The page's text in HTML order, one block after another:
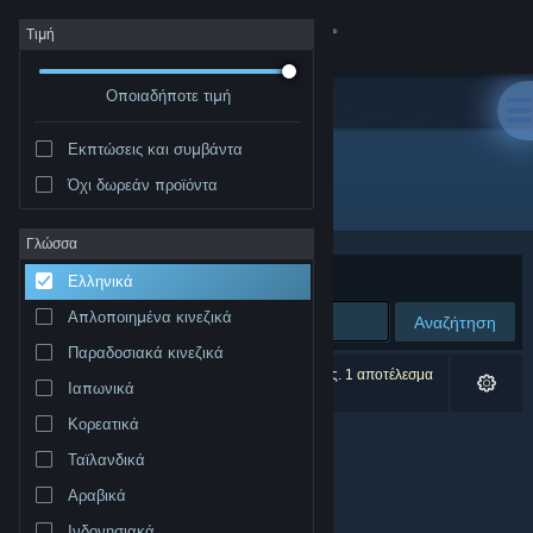
Σύνδεση
Κατάστημα
Σχετικά
Υποστήριξη
Αλλαγή γλώσσας
Προβολή ιστοσελίδας για υπολογιστές
Τιμή
Οποιαδήποτε τιμή
Εκπτώσεις και συμβάντα
Όχι δωρεάν προϊόντα
Γλώσσα
Ελληνικά
Απλοποιημένα κινεζικά
Παραδοσιακά κινεζικά
Ιαπωνικά
Κορεατικά
Ταϊλανδικά
Αραβικά
Εκδότης: MissingLinkGames
Ταξινόμηση ανά
Αναζήτηση
0 αποτελέσματα ταιριάζουν με την αναζήτησή σας. 1 αποτέλεσμα
αποκλείστηκε βάσει των προτιμήσεών σας.